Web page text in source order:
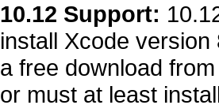
10.12 Support:
install Xcode
a free download
or must at least